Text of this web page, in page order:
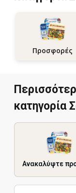
Προσφορές
κατηγορία
Ανακαλύψτε